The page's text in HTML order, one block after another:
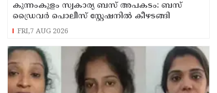
കുന്നംകുളം സ്വകാര്യ ബസ് അപകടം: ബസ്
ഡ്രൈവർ പൊലീസ് സ്റ്റേഷനിൽ കീഴടങ്ങി
FRI,7 AUG 2026